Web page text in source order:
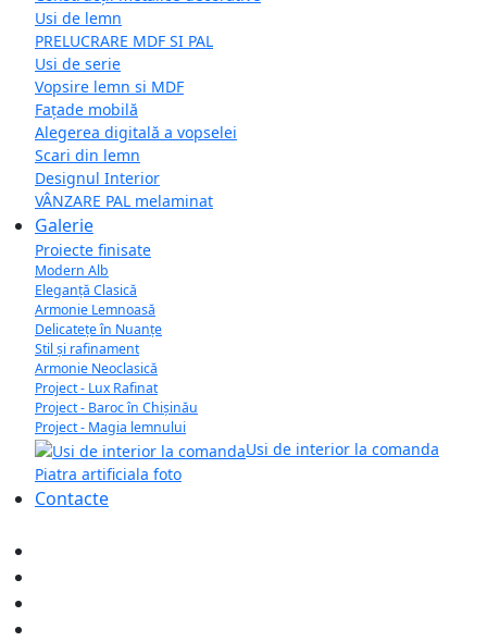
Usi de lemn
PRELUCRARE MDF SI PAL
Usi de serie
Vopsire lemn si MDF
Fațade mobilă
Alegerea digitală a vopselei
Scari din lemn
Designul Interior
VÂNZARE PAL melaminat
Galerie
Proiecte finisate
Modern Alb
Eleganță Clasică
Armonie Lemnoasă
Delicatețe în Nuanțe
Stil și rafinament
Armonie Neoclasică
Project - Lux Rafinat
Project - Baroc în Chișinău
Project - Magia lemnului
Usi de interior la comanda
Piatra artificiala foto
Contacte